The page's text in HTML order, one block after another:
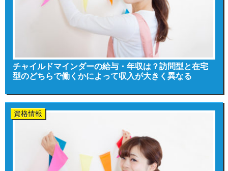
チャイルドマインダーの給与・年収は？訪問型と在宅
型のどちらで働くかによって収入が大きく異なる
資格情報